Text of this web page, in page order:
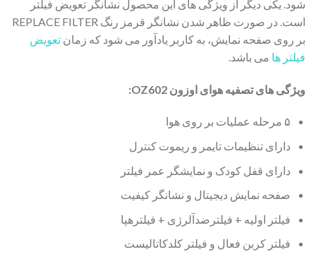
شود. یکی دیگر از ویژگی های این محصول نشانگر تعویض فیلتر
است. در صورت ظاهر شدن نشانگر قرمز رنگ REPLACE FILTER
بر روی صفحه نمایش، به کاربر یادآور می شود که زمان تعویض
فیلتر ها می باشد.
ویژگی های تصفیه هوای اوزون OZ602:
۵ مرحله عملیات بر روی هوا
دارای تنظیمات تایمر و ریموت کنترل
دارای قفل کودک و نمایشگر عمر فیلتر
صفحه نمایش دیجیتال و نشانگر کیفیت
فیلتر اولیه + فیلترضدآلرژی + فیلترهپا
فیلتر کربن فعال و فیلتر کلدکاتالیست